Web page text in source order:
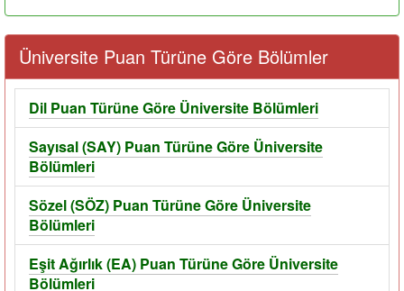
Üniversite Puan Türüne Göre Bölümler
Dil Puan Türüne Göre Üniversite Bölümleri
Sayısal (SAY) Puan Türüne Göre Üniversite
Bölümleri
Sözel (SÖZ) Puan Türüne Göre Üniversite
Bölümleri
Eşit Ağırlık (EA) Puan Türüne Göre Üniversite
Bölümleri